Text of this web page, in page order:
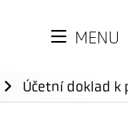
MENU
Účetní doklad